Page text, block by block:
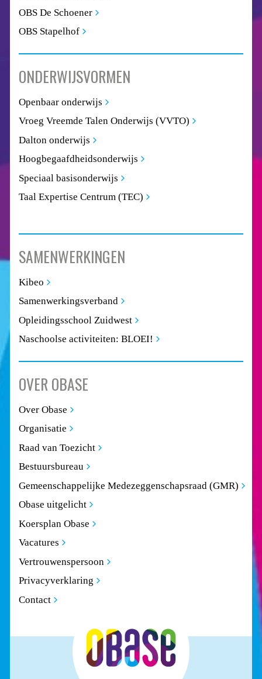
OBS De Schoener
OBS Stapelhof
ONDERWIJSVORMEN
Openbaar onderwijs
Vroeg Vreemde Talen Onderwijs (VVTO)
Dalton onderwijs
Hoogbegaafdheidsonderwijs
Speciaal basisonderwijs
Taal Expertise Centrum (TEC)
SAMENWERKINGEN
Kibeo
Samenwerkingsverband
Opleidingsschool Zuidwest
Naschoolse activiteiten: BLOEI!
OVER OBASE
Over Obase
Organisatie
Raad van Toezicht
Bestuursbureau
Gemeenschappelijke Medezeggenschapsraad (GMR)
Obase uitgelicht
Koersplan Obase
Vacatures
Vertrouwenspersoon
Privacyverklaring
Contact